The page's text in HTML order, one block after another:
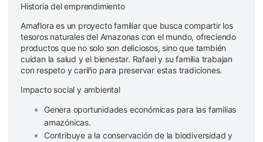
Historia del emprendimiento
Amaflora es un proyecto familiar que busca compartir los
tesoros naturales del Amazonas con el mundo, ofreciendo
productos que no solo son deliciosos, sino que también
cuidan la salud y el bienestar. Rafael y su familia trabajan
con respeto y cariño para preservar estas tradiciones.
Impacto social y ambiental
Genera oportunidades económicas para las familias
amazónicas.
Contribuye a la conservación de la biodiversidad y